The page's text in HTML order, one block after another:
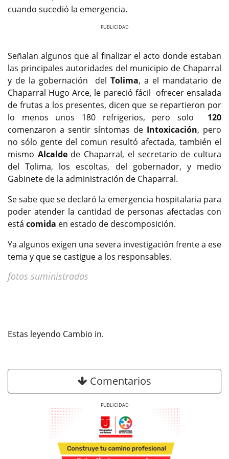
cuando sucedió la emergencia.
Señalan algunos que al finalizar el acto donde estaban
las principales autoridades del municipio de Chaparral
y de la gobernación del Tolima, a el mandatario de
Chaparral Hugo Arce, le pareció fácil ofrecer ensalada
de frutas a los presentes, dicen que se repartieron por
lo menos unos 180 refrigerios, pero solo 120
comenzaron a sentir síntomas de Intoxicación, pero
no sólo gente del comun resultó afectada, también el
mismo Alcalde de Chaparral, el secretario de cultura
del Tolima, los escoltas, del gobernador, y medio
Gabinete de la administración de Chaparral.
Se sabe que se declaró la emergencia hospitalaria para
poder atender la cantidad de personas afectadas con
está comida en estado de descomposición.
Ya algunos exigen una severa investigación frente a ese
tema y que se castigue a los responsables.
fotos suministradas
Estas leyendo Cambio in.
Comentarios